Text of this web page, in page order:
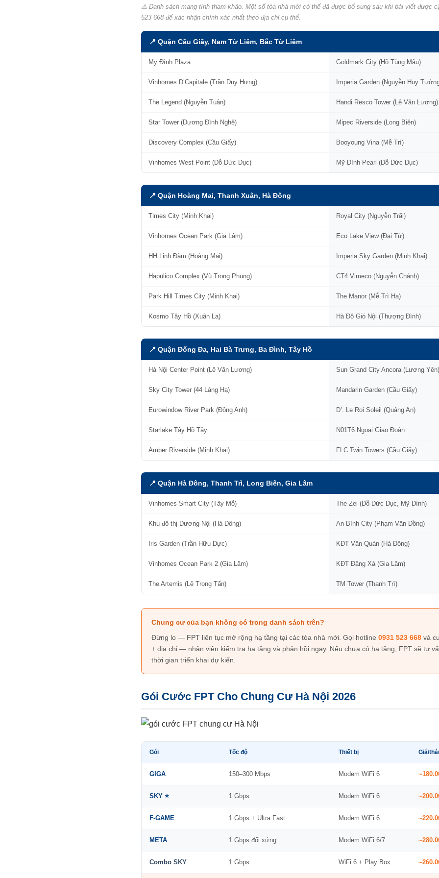
⚠️ Danh sách mang tính tham khảo. Một số tòa nhà mới có thể đã được bổ sung sau khi bài viết được
523 668 để xác nhận chính xác nhất theo địa chỉ cụ thể.
📍 Quận Cầu Giấy, Nam Từ Liêm, Bắc Từ Liêm
My Đình Plaza Goldmark City (Hồ Tùng Mậu)
Vinhomes D’Capitale (Trần Duy Hưng) Imperia Garden (Nguyễn Huy
The Legend (Nguyễn Tuân) Handi Resco Tower (Lê Văn Lương)
Star Tower (Dương Đình Nghệ) Mipec Riverside (Long Biên)
Discovery Complex (Cầu Giấy) Booyoung Vina (Mễ Trì)
Vinhomes West Point (Đỗ Đức Dục) Mỹ Đình Pearl (Đỗ Đức Dục)
📍 Quận Hoàng Mai, Thanh Xuân, Hà Đông
Times City (Minh Khai) Royal City (Nguyễn Trãi)
Vinhomes Ocean Park (Gia Lâm) Eco Lake View (Đại Từ)
HH Linh Đàm (Hoàng Mai) Imperia Sky Garden (Minh Khai)
Hapulico Complex (Vũ Trọng Phụng) CT4 Vimeco (Nguyễn Chánh)
Park Hill Times City (Minh Khai) The Manor (Mễ Trì Hạ)
Kosmo Tây Hồ (Xuân La) Hà Đô Gió Nội (Thượng Đình)
📍 Quận Đống Đa, Hai Bà Trưng, Ba Đình, Tây Hồ
Hà Nội Center Point (Lê Văn Lương) Sun Grand City Ancora (Lương Yên)
Sky City Tower (44 Láng Hạ) Mandarin Garden (Cầu Giấy)
Eurowindow River Park (Đông Anh) D’. Le Roi Soleil (Quảng An)
Starlake Tây Hồ Tây N01T6 Ngoại Giao Đoàn
Amber Riverside (Minh Khai) FLC Twin Towers (Cầu Giấy)
📍 Quận Hà Đông, Thanh Trì, Long Biên, Gia Lâm
Vinhomes Smart City (Tây Mỗ) The Zei (Đỗ Đức Dục, Mỹ Đình)
Khu đô thị Dương Nội (Hà Đông) An Bình City (Phạm Văn Đồng)
Iris Garden (Trần Hữu Dực) KĐT Văn Quán (Hà Đông)
Vinhomes Ocean Park 2 (Gia Lâm) KĐT Đặng Xá (Gia Lâm)
The Artemis (Lê Trọng Tấn) TM Tower (Thanh Trì)
Chung cư của bạn không có trong danh sách trên?
Đừng lo — FPT liên tục mở rộng hạ tầng tại các tòa nhà mới. Gọi hotline 0931 523 668 và
+ địa chỉ — nhân viên kiểm tra hạ tầng và phản hồi ngay. Nếu chưa có hạ tầng, FPT sẽ tư
thời gian triển khai dự kiến.
Gói Cước FPT Cho Chung Cư Hà Nội 2026
Gói Tốc độ Thiết bị Giá/
GIGA 150–300 Mbps Modem WiFi 6
SKY ⭐ 1 Gbps Modem WiFi 6
F-GAME 1 Gbps + Ultra Fast Modem WiFi 6
META 1 Gbps đối xứng Modem WiFi 6/7
Combo SKY 1 Gbps WiFi 6 + Play Box